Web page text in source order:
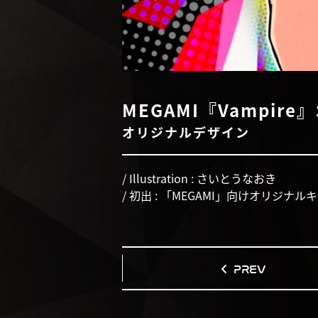
MEGAMI『Vampire
オリジナルデザイン
/ Illustration : さいとうなおき
/ 初出 : 「MEGAMI」向けオリジナル
PREV